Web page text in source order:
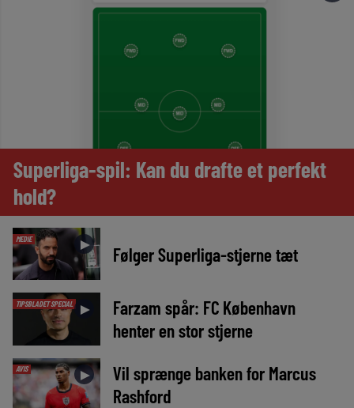
Superliga-spil: Kan du drafte et perfekt
hold?
MEDIE ► Følger Superliga-stjerne tæt
TIPSBLADET SPECIAL ►
Farzam spår: FC København
henter en stor stjerne
AVIS ►
Vil sprænge banken for Marcus
Rashford